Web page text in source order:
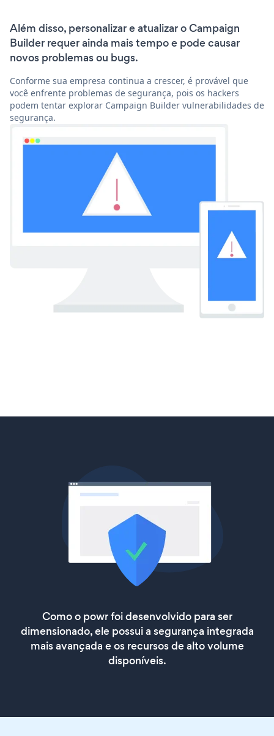
Além disso, personalizar e atualizar o Campaign
Builder requer ainda mais tempo e pode causar
novos problemas ou bugs.
Conforme sua empresa continua a crescer, é provável que
você enfrente problemas de segurança, pois os hackers
podem tentar explorar Campaign Builder vulnerabilidades de
segurança.
Como o powr foi desenvolvido para ser
dimensionado, ele possui a segurança integrada
mais avançada e os recursos de alto volume
disponíveis.